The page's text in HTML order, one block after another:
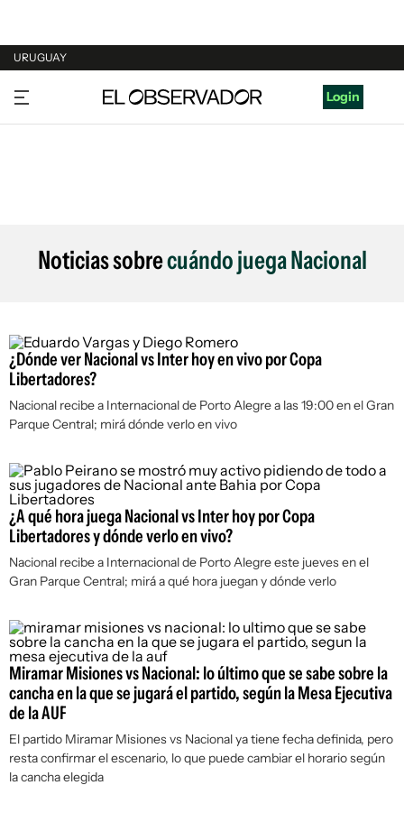
URUGUAY
URUGUAY
ARGENTINA
Login
Noticias sobrecuándo juega Nacional
¿Dónde ver Nacional vs Inter hoy en vivo por Copa
Libertadores?
Nacional recibe a Internacional de Porto Alegre a las 19:00 en el Gran
Parque Central; mirá dónde verlo en vivo
¿A qué hora juega Nacional vs Inter hoy por Copa
Libertadores y dónde verlo en vivo?
Nacional recibe a Internacional de Porto Alegre este jueves en el
Gran Parque Central; mirá a qué hora juegan y dónde verlo
Miramar Misiones vs Nacional: lo último que se sabe sobre la
cancha en la que se jugará el partido, según la Mesa Ejecutiva
de la AUF
El partido Miramar Misiones vs Nacional ya tiene fecha definida, pero
resta confirmar el escenario, lo que puede cambiar el horario según
la cancha elegida